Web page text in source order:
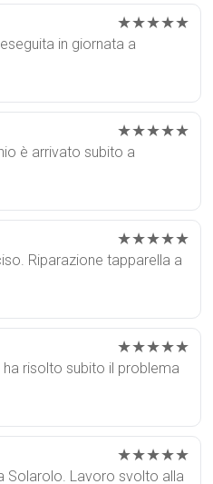
★★★★★
in giornata a
★★★★★
è arrivato subito a
★★★★★
Riparazione tapparella a
★★★★★
risolto subito il problema
★★★★★
Solarolo. Lavoro svolto alla